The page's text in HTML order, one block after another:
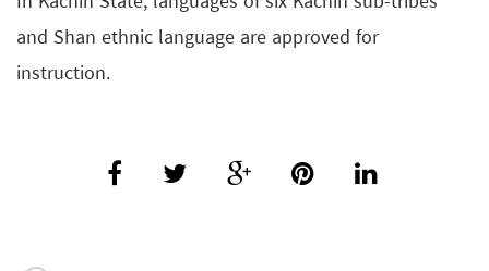
and Shan ethnic language are approved for
instruction.